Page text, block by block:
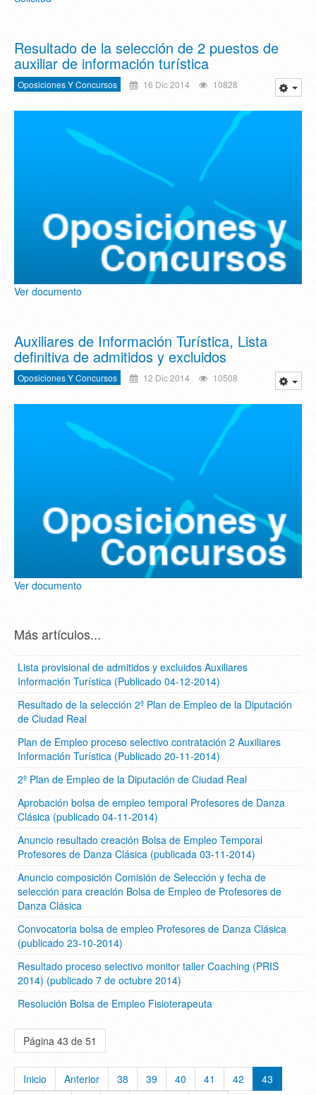
Resultado de la selección de 2 puestos de
Oposiciones Y Concursos 16 Dic 2014 10828
Ver documento
Auxiliares de Información Turística, Lista
definitiva de admitidos y excluidos
Oposiciones Y Concursos 12 Dic 2014 10508
Ver documento
Más artículos...
Lista provisional de admitidos y excluidos Auxiliares
Información Turística (Publicado 04-12-2014)
Resultado de la selección 2º Plan de Empleo de la Diputación
de Ciudad Real
Plan de Empleo proceso selectivo contratación 2 Auxiliares
Información Turística (Publicado 20-11-2014)
2º Plan de Empleo de la Diputación de Ciudad Real
Aprobación bolsa de empleo temporal Profesores de Danza
Clásica (publicado 04-11-2014)
Anuncio resultado creación Bolsa de Empleo Temporal
Profesores de Danza Clásica (publicada 03-11-2014)
Anuncio composición Comisión de Selección y fecha de
selección para creación Bolsa de Empleo de Profesores de
Danza Clásica
Convocatoria bolsa de empleo Profesores de Danza Clásica
(publicado 23-10-2014)
Resultado proceso selectivo monitor taller Coaching (PRIS
2014) (publicado 7 de octubre 2014)
Resolución Bolsa de Empleo Fisioterapeuta
Página 43 de 51
Inicio Anterior 38 39 40 41 42
43